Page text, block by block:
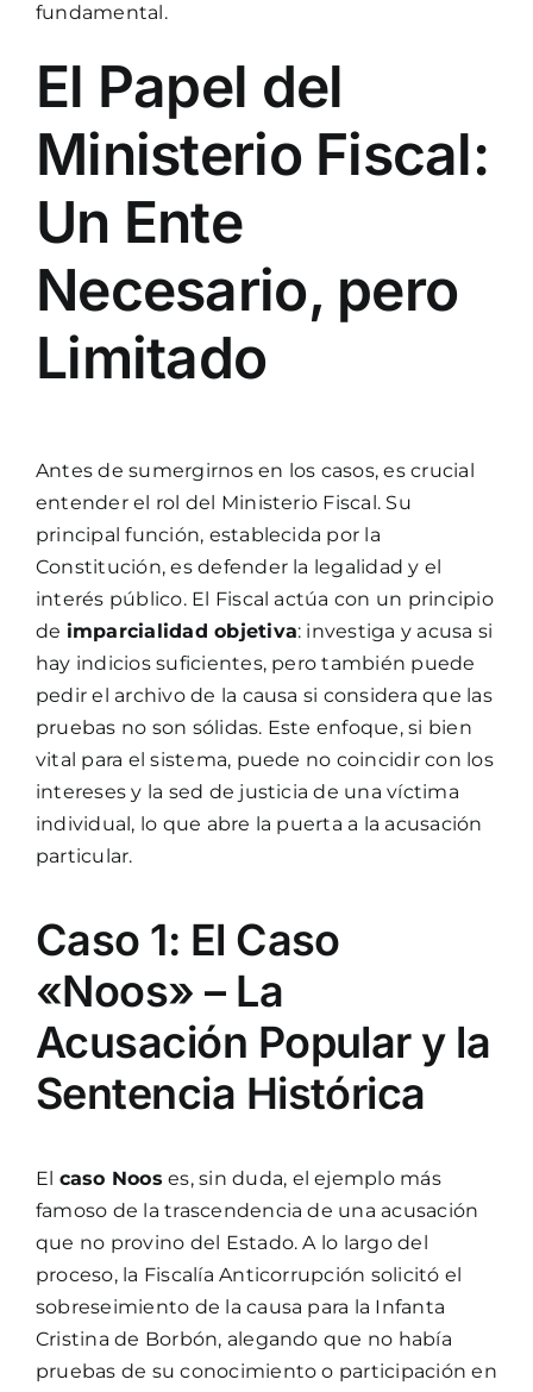
fundamental.
El Papel del
Ministerio Fiscal:
Un Ente
Necesario, pero
Limitado
Antes de sumergirnos en los casos, es crucial
entender el rol del Ministerio Fiscal. Su
principal función, establecida por la
Constitución, es defender la legalidad y el
interés público. El Fiscal actúa con un principio
de imparcialidad objetiva: investiga y acusa si
hay indicios suficientes, pero también puede
pedir el archivo de la causa si considera que las
pruebas no son sólidas. Este enfoque, si bien
vital para el sistema, puede no coincidir con los
intereses y la sed de justicia de una víctima
individual, lo que abre la puerta a la acusación
particular.
Caso 1: El Caso
«Noos» – La
Acusación Popular y la
Sentencia Histórica
El caso Noos es, sin duda, el ejemplo más
famoso de la trascendencia de una acusación
que no provino del Estado. A lo largo del
proceso, la Fiscalía Anticorrupción solicitó el
sobreseimiento de la causa para la Infanta
Cristina de Borbón, alegando que no había
pruebas de su conocimiento o participación en